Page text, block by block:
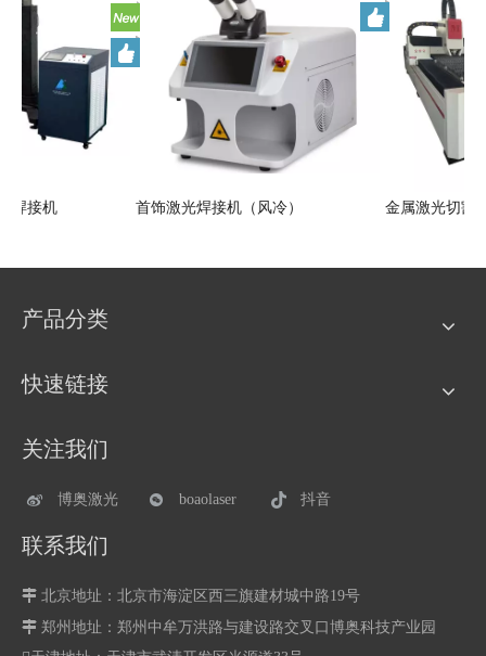
YAG 大型模具激光焊接机 首饰激光焊接机（风冷）
产品分类
快速链接
关注我们
博奥激光 boaolaser 抖音
联系我们
 北京地址：北京市海淀区西三旗建材城中路19号
 郑州地址： 郑州中牟万洪路与建设路交叉口博奥科技产业园